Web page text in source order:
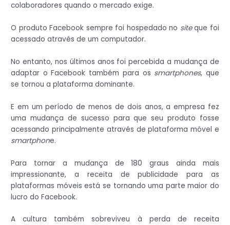
colaboradores quando o mercado exige.
O produto Facebook sempre foi hospedado no siteque foi
acessado através de um computador.
No entanto, nos últimos anos foi percebida a mudança de
adaptar o Facebook também para os smartphones, que
se tornou a plataforma dominante.
E em um período de menos de dois anos, a empresa fez
uma mudança de sucesso para que seu produto fosse
acessando principalmente através de plataforma móvel e
smartphone.
Para tornar a mudança de 180 graus ainda mais
impressionante, a receita de publicidade para as
plataformas móveis está se tornando uma parte maior do
lucro do Facebook.
A cultura também sobreviveu à perda de receita